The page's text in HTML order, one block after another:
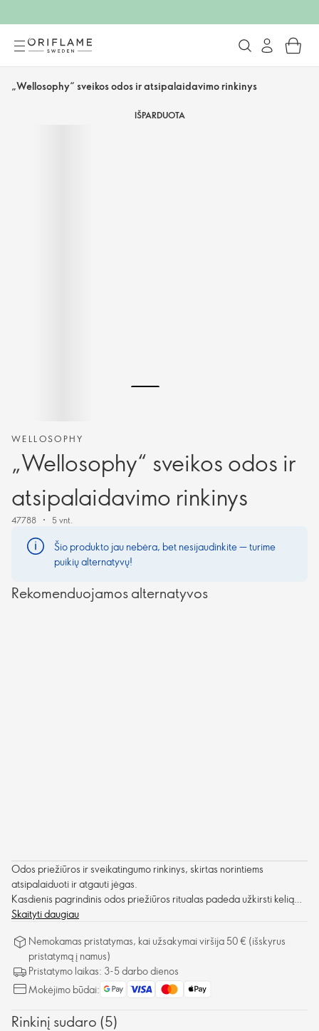
„Wellosophy“ sveikos odos ir atsipalaidavimo rinkinys
IŠPARDUOTA
WELLOSOPHY
„Wellosophy“ sveikos odos ir
atsipalaidavimo rinkinys
47788 5 vnt.
Šio produkto jau nebėra, bet nesijaudinkite — turime
puikių alternatyvų!
Rekomenduojamos alternatyvos
Odos priežiūros ir sveikatingumo rinkinys, skirtas norintiems
atsipalaiduoti ir atgauti jėgas.
Kasdienis pagrindinis odos priežiūros ritualas padeda užkirsti kelią
ankstyvam odos senėjimui, raminantis miego eliksyras su
kuriame gausu "Aquamin-Mg" ir vitamino B6, padeda atsipalaiduoti ir
atsigauti kūnui bei protui**.
Skaityti daugiau
Nemokamas pristatymas, kai užsakymai viršija 50 € (išskyrus
pristatymą į namus)
Pristatymo laikas: 3-5 darbo dienos
Mokėjimo būdai:
Rinkinį sudaro (5)